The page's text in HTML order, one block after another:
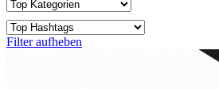
Filter aufheben